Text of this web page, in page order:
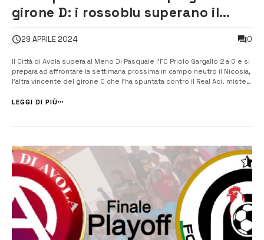
girone D: i rossoblu superano il
29 APRILE 2024 0
Il Città di Avola supera al Meno Di Pasquale l’FC Priolo Gargallo 2 a 0 e si
prepara ad affrontare la settimana prossima in campo neutro il Nicosia,
l’altra vincente del girone C che l’ha spuntata contro il Real Aci. mister
rossoblu e […]
LEGGI DI PIÙ